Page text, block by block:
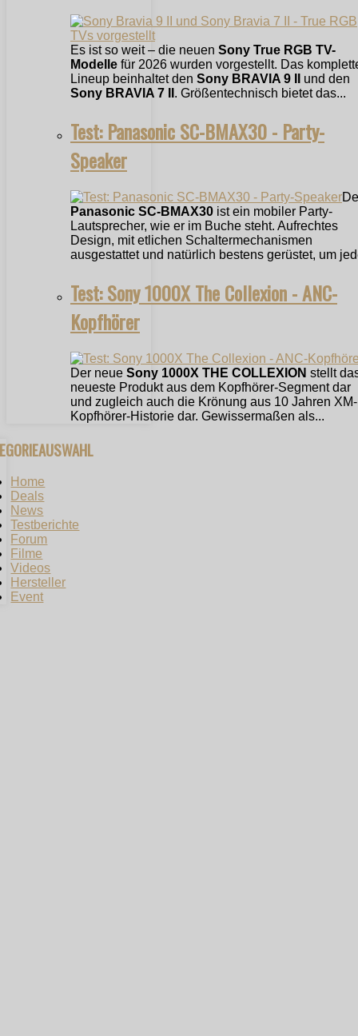
Es ist so weit – die neuen Sony True RGB TV-
Modelle für 2026 wurden vorgestellt. Das
Lineup beinhaltet den Sony BRAVIA 9 II
und den
Sony BRAVIA 7 II . Größentechnisch bietet das...
Test: Panasonic SC-BMAX30 - Party-
Speaker
Panasonic SC-BMAX30 ist ein mobiler Party-
Lautsprecher, wie er im Buche steht. Aufrechtes
Design, mit etlichen Schaltermechanismen
ausgestattet und natürlich bestens gerüstet, um
Test: Sony 1000X The Collexion - ANC-
Kopfhörer
Der neue Sony 1000X THE COLLEXION stellt
neueste Produkt aus dem Kopfhörer-Segment dar
und zugleich auch die Krönung aus 10 Jahren XM-
Kopfhörer-Historie dar. Gewissermaßen als...
Home
Deals
News
Testberichte
Forum
Filme
Videos
Hersteller
Event